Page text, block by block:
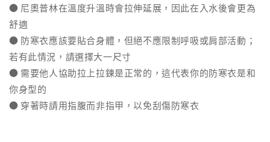
● 尼奧普林在溫度升溫時會拉伸延展，因此在入水後會更為
舒適
● 防寒衣應該要貼合身體，但絕不應限制呼吸或肩部活動；
若有此情況，請選擇大一尺寸
● 需要他人協助拉上拉鍊是正常的，這代表你的防寒衣是和
你身型的
● 穿著時請用指腹而非指甲，以免刮傷防寒衣